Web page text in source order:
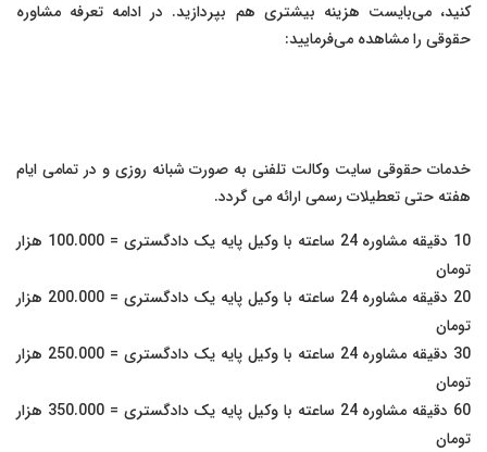
کنید، می‌بایست هزینه بیشتری هم بپردازید. در ادامه تعرفه مشاوره
حقوقی را مشاهده می‌فرمایید:
خدمات حقوقی سایت وکالت تلفنی به صورت شبانه روزی و در تمامی ایام
هفته حتی تعطیلات رسمی ارائه می گردد.
10 دقیقه مشاوره 24 ساعته با وکیل پایه یک دادگستری = 100.000 هزار
تومان
20 دقیقه مشاوره 24 ساعته با وکیل پایه یک دادگستری = 200.000 هزار
تومان
30 دقیقه مشاوره 24 ساعته با وکیل پایه یک دادگستری = 250.000 هزار
تومان
60 دقیقه مشاوره 24 ساعته با وکیل پایه یک دادگستری = 350.000 هزار
تومان